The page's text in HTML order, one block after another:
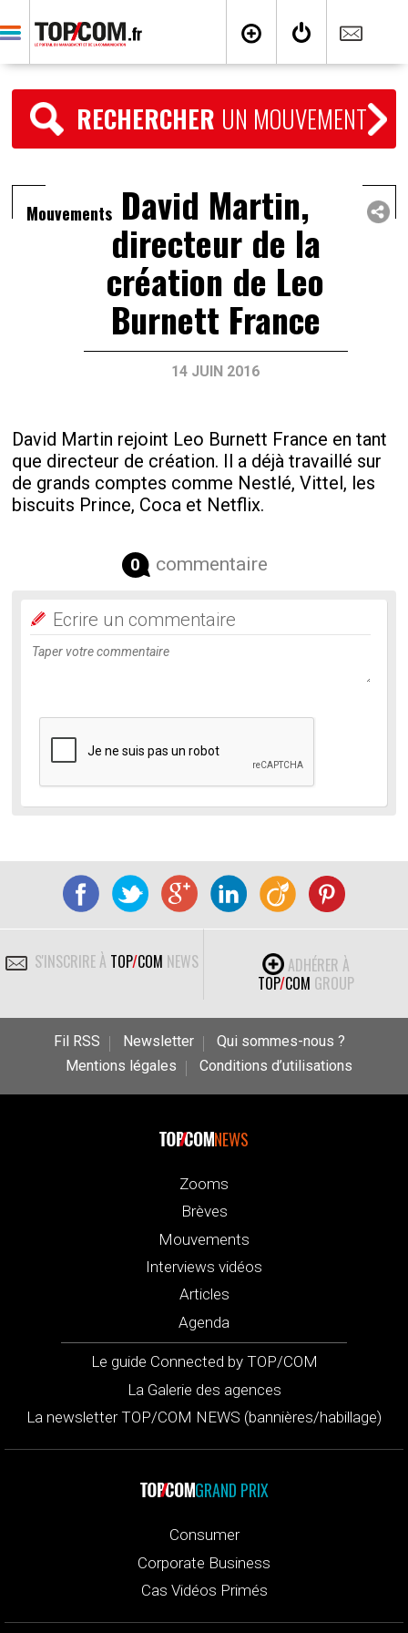
RECHERCHER UN MOUVEMENT
Mouvements David Martin,
directeur de la
création de Leo
Burnett France
14 JUIN 2016
David Martin rejoint Leo Burnett France en tant
que directeur de création. Il a déjà travaillé sur
de grands comptes comme Nestlé, Vittel, les
biscuits Prince, Coca et Netflix.
0 commentaire
Ecrire un commentaire
S'INSCRIRE À TOP/COM NEWS
ADHÉRER À
TOP/COM GROUP
Fil RSS Newsletter
Qui sommes-nous ?
Mentions légales
Conditions d’utilisations
NEWS
Zooms
Brèves
Mouvements
Interviews vidéos
Articles
Agenda
Le guide Connected by TOP/COM
La Galerie des agences
La newsletter TOP/COM NEWS (bannières/habillage)
GRAND PRIX
Consumer
Corporate Business
Cas Vidéos Primés